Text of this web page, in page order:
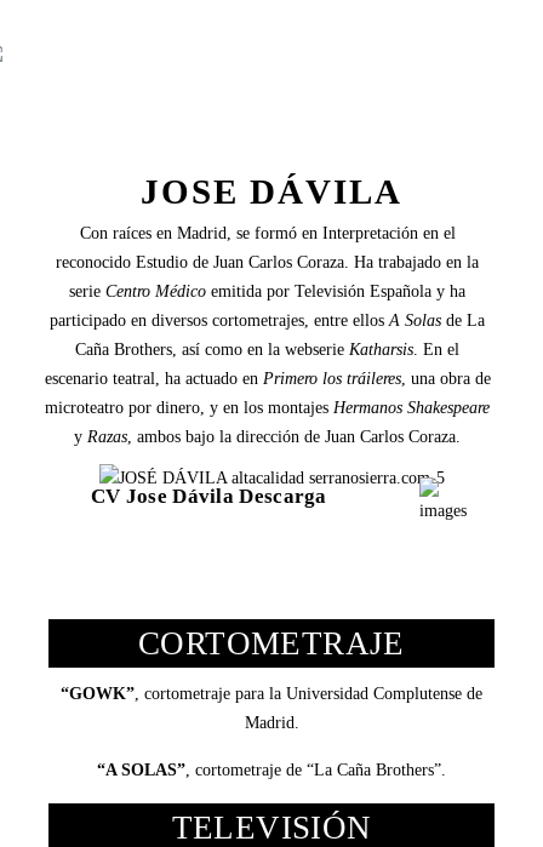
CV Jose Dávila Descarga
JOSE DÁVILA
Con raíces en Madrid, se formó en Interpretación en el
reconocido Estudio de Juan Carlos Coraza. Ha trabajado en la
serie Centro Médico emitida por Televisión Española y ha
participado en diversos cortometrajes, entre ellosA Solas de La
Caña Brothers, así como en la webserie Katharsis. En el
escenario teatral, ha actuado en Primero los tráileres, una obra de
microteatro por dinero, y en los montajes Hermanos Shakespeare
y Razas, ambos bajo la dirección de Juan Carlos Coraza.
CORTOMETRAJE
“GOWK” , cortometraje para la Universidad Complutense de
Madrid.
“A SOLAS” , cortometraje de “La Caña Brothers”.
TELEVISIÓN